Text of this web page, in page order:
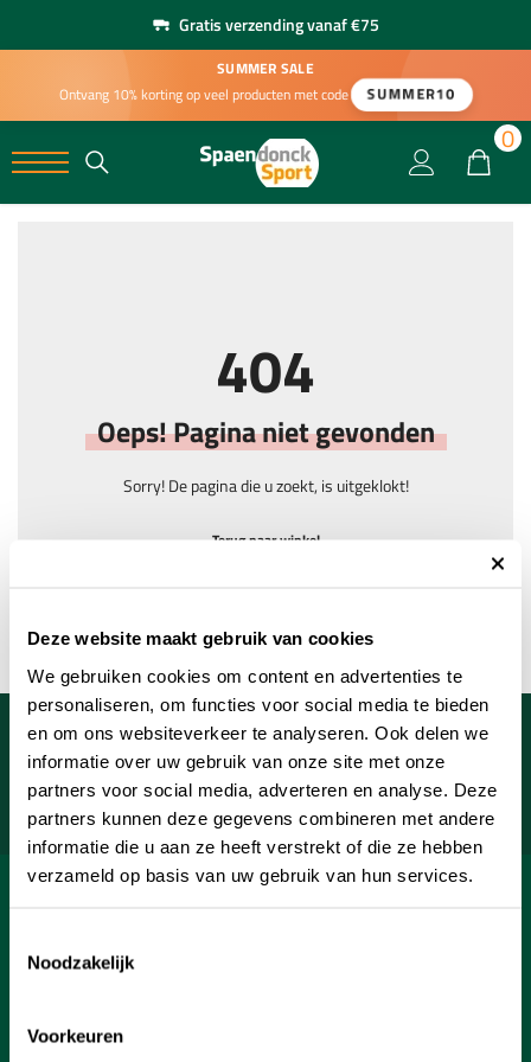
Deze website maakt gebruik van cookies
We gebruiken cookies om content en advertenties te
personaliseren, om functies voor social media te bieden
en om ons websiteverkeer te analyseren. Ook delen we
informatie over uw gebruik van onze site met onze
partners voor social media, adverteren en analyse. Deze
partners kunnen deze gegevens combineren met andere
informatie die u aan ze heeft verstrekt of die ze hebben
verzameld op basis van uw gebruik van hun services.
Noodzakelijk
Voorkeuren
Gratis verzending vanaf €75
SUMMER SALE
Ontvang 10% korting op veel producten met code
SUMMER10
00
404
Oeps! Pagina niet gevonden
Sorry! De pagina die u zoekt, is uitgeklokt!
Terug naar winkel
Meld je aan voor onze nieuwsbrief
Uw e-mailadres
Aanmelden
INFORMATIE
KLANTENSERVICE